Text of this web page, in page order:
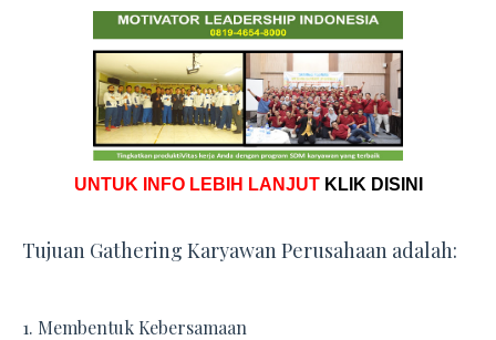
UNTUK INFO LEBIH LANJUT KLIK DISINI
Tujuan Gathering Karyawan Perusahaan adalah:
1. Membentuk Kebersamaan